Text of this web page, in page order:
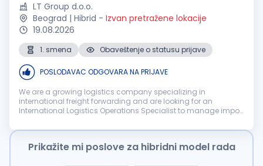
LT Group d.o.o.
Beograd | Hibrid - Izvan pretražene lokacije
19.08.2026
1. smena Obaveštenje o statusu prijave
POSLODAVAC ODGOVARA NA PRIJAVE
We are a growing logistics company specializing in
international freight forwarding and are looking for an
International Logistics Operations Specialist to manage import
consolidated cargo for the Ger...
Prikažite mi poslove za hibridni model rada